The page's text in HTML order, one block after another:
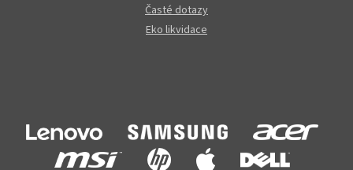
Časté dotazy
Eko likvidace